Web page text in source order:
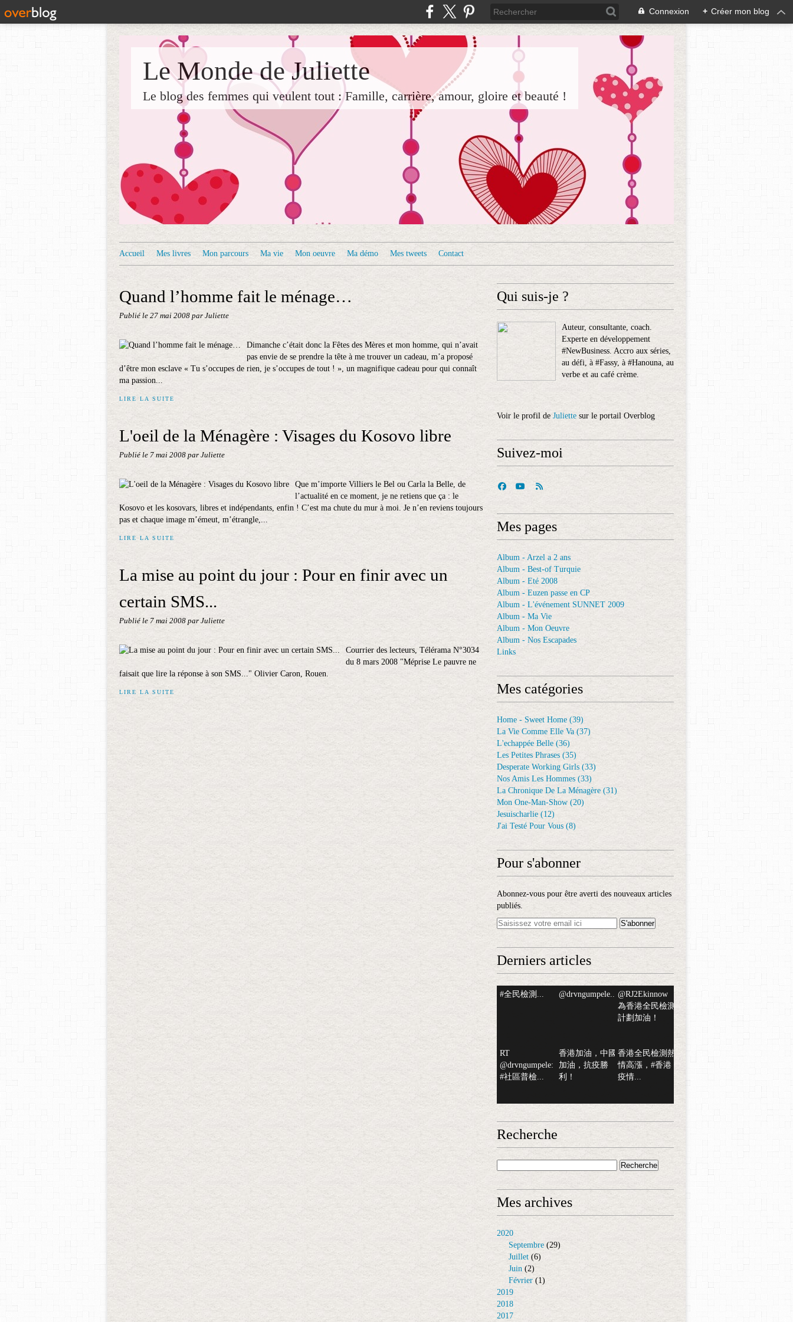
Connexion + Créer mon blog
Le Monde de Juliette
Le blog des femmes qui veulent tout : Famille, carrière, amour, gloire et beauté !
Accueil Mes livres Mon parcours Ma vie Mon oeuvre Ma démo Mes tweets Contact
Quand l’homme fait le ménage…
Publié le 27 mai 2008 par Juliette
Dimanche c’était donc la Fêtes des Mères et mon homme, qui n’avait
pas envie de se prendre la tête à me trouver un cadeau, m’a proposé
d’être mon esclave « Tu s’occupes de rien, je s’occupes de tout ! », un magnifique cadeau pour qui connaît
ma passion...
LIRE LA SUITE
L'oeil de la Ménagère : Visages du Kosovo libre
Publié le 7 mai 2008 par Juliette
Que m’importe Villiers le Bel ou Carla la Belle, de
l’actualité en ce moment, je ne retiens que ça : le
Kosovo et les kosovars, libres et indépendants, enfin ! C’est ma chute du mur à moi. Je n’en reviens toujours
pas et chaque image m’émeut, m’étrangle,...
LIRE LA SUITE
La mise au point du jour : Pour en finir avec un
certain SMS...
Publié le 7 mai 2008 par Juliette
Courrier des lecteurs, Télérama N°3034
du 8 mars 2008 "Méprise Le pauvre ne
faisait que lire la réponse à son SMS..." Olivier Caron, Rouen.
LIRE LA SUITE
Qui suis-je ?
Auteur, consultante, coach.
Experte en développement
#NewBusiness. Accro aux séries,
au défi, à #Fassy, à #Hanouna, au
verbe et au café crème.
Voir le profil deJuliette sur le portail Overblog
Suivez-moi
Mes pages
Album - Arzel a 2 ans
Album - Best-of Turquie
Album - Eté 2008
Album - Euzen passe en CP
Album - L'événement SUNNET 2009
Album - Ma Vie
Album - Mon Oeuvre
Album - Nos Escapades
Links
Mes catégories
Home - Sweet Home (39)
La Vie Comme Elle Va (37)
L'echappée Belle (36)
Les Petites Phrases (35)
Desperate Working Girls (33)
Nos Amis Les Hommes (33)
La Chronique De La Ménagère (31)
Mon One-Man-Show (20)
Jesuischarlie (12)
J'ai Testé Pour Vous (8)
Pour s'abonner
Abonnez-vous pour être averti des nouveaux articles
publiés.
Derniers articles
#全民檢測... @drvngumpele... @RJ2Ekinnow
為香港全民檢測
計劃加油！
RT
@drvngumpele:
#社區普檢...
香港加油，中國
加油，抗疫勝
利！
香港全民檢測熱
情高漲，#香港
疫情...
Recherche
Mes archives
2020
Septembre (29)
Juillet (6)
Juin (2)
Février (1)
2019
2018
2017